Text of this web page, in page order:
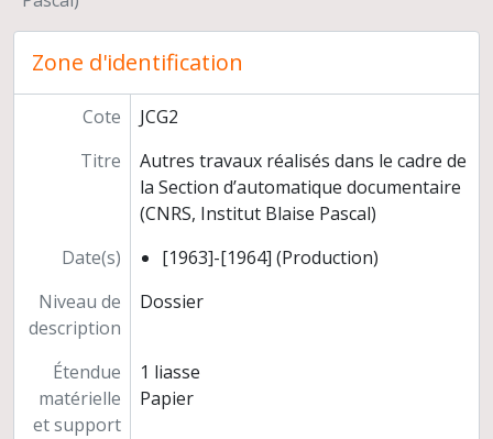
Zone d'identification
Cote
JCG2
Titre
Autres travaux réalisés dans le cadre de
la Section d’automatique documentaire
(CNRS, Institut Blaise Pascal)
Date(s)
[1963]-[1964] (Production)
Niveau de
description
Dossier
Étendue
matérielle
et support
1 liasse
Papier